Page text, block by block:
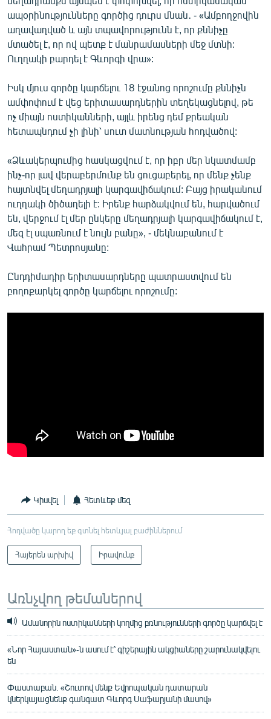
ապօրինությունները գործից դուրս մնան․ - «Ամբողջովին
աղավաղված և այն տպավորությունն է, որ քննիչը
մտածել է, որ ով պետք է մանրամասների մեջ մտնի:
Ուղղակի բարդել է Գևորգի վրա»:
Իսկ մյուս գործը կարճելու 18 էջանոց որոշումը քննիչն
ամփոփում է վեց երիտասարդներին տեղեկացնելով, թե
ոչ միայն ոստիկանների, այլև իրենց դեմ քրեական
հետապնդում չի լինի՝ սուտ մատնության հոդվածով:
«Ձևակերպումից հասկացվում է, որ իբր մեր նկատմամբ
ինչ-որ լավ վերաբերմունք են ցուցաբերել, որ մենք չենք
հայտնվել մեղադրյալի կարգավիճակում: Բայց իրականում
ուղղակի ծիծաղելի է: Իրենք հարձակվում են, հարվածում
են, վերջում էլ մեր ընկերը մեղադրյալի կարգավիճակում է,
մեզ էլ սպառնում է նույն բանը», - մեկնաբանում է
Վահրամ Պետրոսյանը:
Ընդդիմադիր երիտասարդները պատրաստվում են
բողոքարկել գործը կարճելու որոշումը:
Կիսվել Հետևեք մեզ
Հոդվածը կարող եք գտնել հետևյալ բաժիններում
Հայերեն արխիվ Իրավունք
Առնչվող թեմաներով
Ամանորին ոստիկանների կողմից բռնությունների գործը կարճվել է
«Նոր Հայաստան»-ն ասում է՝ գիշերային ակցիաները շարունակվելու
են
Փաստաբան. «Շուտով մենք Եվրոպական դատարան
կներկայացնենք գանգատ Գևորգ Սաֆարյանի մասով»